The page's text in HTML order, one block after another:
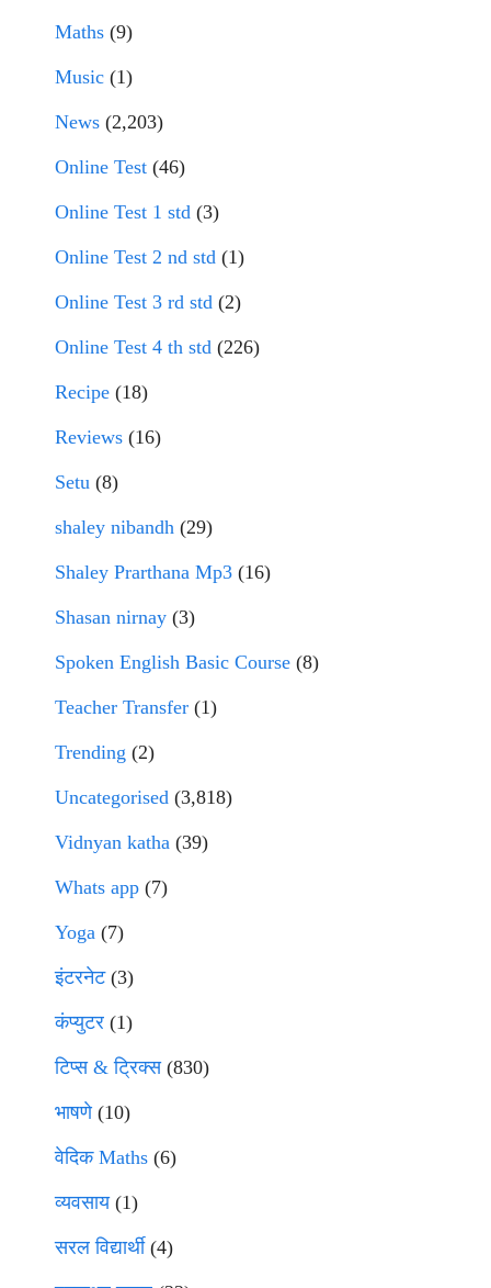
Maths (9)
Music (1)
News (2,203)
Online Test (46)
Online Test 1 std (3)
Online Test 2 nd std (1)
Online Test 3 rd std (2)
Online Test 4 th std (226)
Recipe (18)
Reviews (16)
Setu (8)
shaley nibandh (29)
Shaley Prarthana Mp3 (16)
Shasan nirnay (3)
Spoken English Basic Course (8)
Teacher Transfer (1)
Trending (2)
Uncategorised (3,818)
Vidnyan katha (39)
Whats app (7)
Yoga (7)
इंटरनेट(3)
कंप्युटर (1)
टिप्स & ट्रिक्स(830)
भाषणे(10)
वेदिक Maths (6)
व्यवसाय(1)
सरल विद्यार्थी(4)